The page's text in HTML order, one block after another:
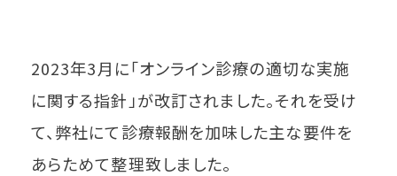
2023年3月に「オンライン診療の適切な実施
に関する指針」が改訂されました。それを受け
て、弊社にて診療報酬を加味した主な要件を
あらためて整理致しました。